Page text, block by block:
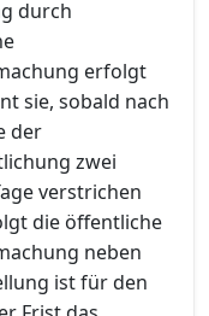
durch
erfolgt
sie, sobald nach
der
zwei
verstrichen
die öffentliche
neben
ist für den